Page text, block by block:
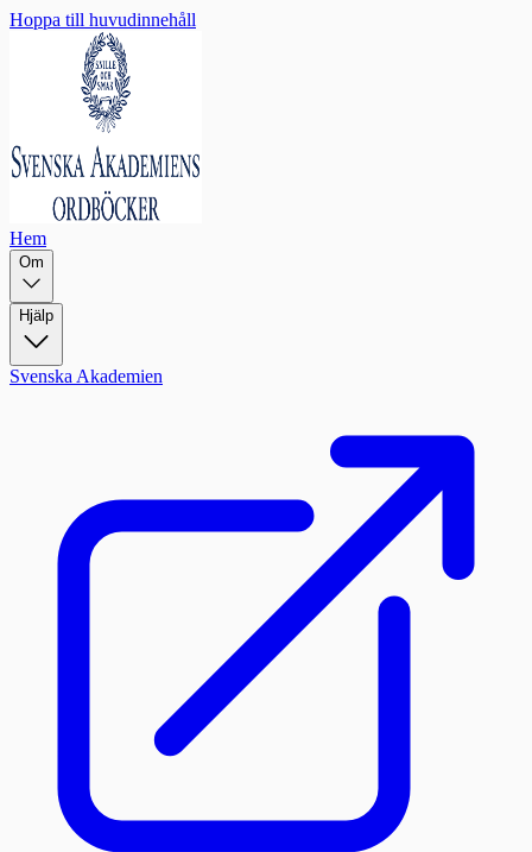
Hoppa till huvudinnehåll
Hem
Om
Hjälp
Svenska Akademien